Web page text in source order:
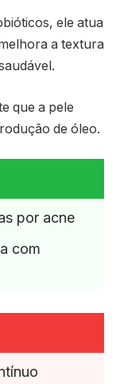
ele atua
a textura
que a pele
de óleo.
por acne
com